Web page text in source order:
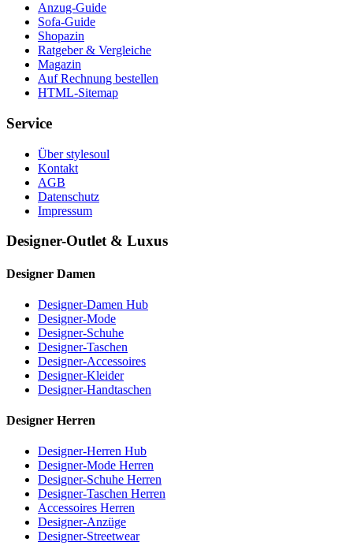
Anzug-Guide
Sofa-Guide
Shopazin
Ratgeber & Vergleiche
Magazin
Auf Rechnung bestellen
HTML-Sitemap
Service
Über stylesoul
Kontakt
AGB
Datenschutz
Impressum
Designer-Outlet & Luxus
Designer Damen
Designer-Damen Hub
Designer-Mode
Designer-Schuhe
Designer-Taschen
Designer-Accessoires
Designer-Kleider
Designer-Handtaschen
Designer Herren
Designer-Herren Hub
Designer-Mode Herren
Designer-Schuhe Herren
Designer-Taschen Herren
Accessoires Herren
Designer-Anzüge
Designer-Streetwear